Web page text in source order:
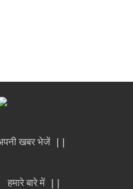
खबर भेजें ||
हमारे बारे में ||